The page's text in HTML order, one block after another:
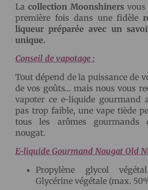
La collection Moonshiners
première fois dans une fidèle
liqueur préparée avec un
unique.
Conseil de vapotage :
Tout dépend de la puissance de
de vos goûts… mais nous vous
vapoter ce e-liquide gourmand
pas trop faible, une vape tiède
tous les arômes gourmands
nougat.
E-liquide Gourmand Nougat Old
Propylène glycol
Glycérine végétale (max.